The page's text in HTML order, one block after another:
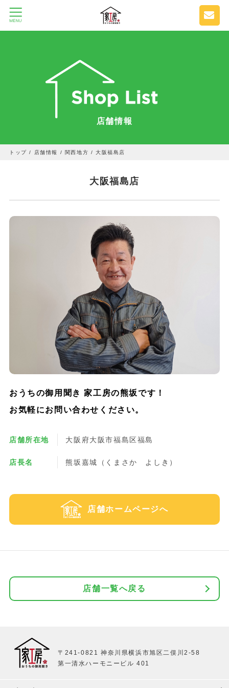
店舗情報
トップ / 店舗情報 / 関西地方 /大阪福島店
大阪福島店
おうちの御用聞き 家工房の熊坂です！
お気軽にお問い合わせください。
店舗所在地 大阪府大阪市福島区福島
店長名 熊坂嘉城（くまさか よしき）
店舗ホームページへ
店舗一覧へ戻る
〒241-0821 神奈川県横浜市旭区二俣川2-58
第一清水ハーモニービル 401